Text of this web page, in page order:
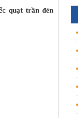
quạt trần đèn